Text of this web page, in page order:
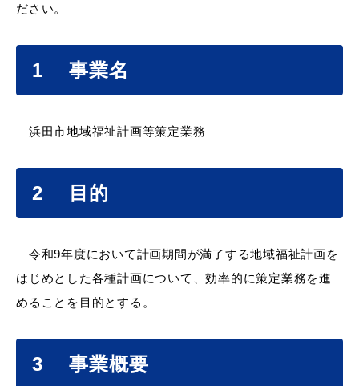
防災・消防
公共施設
ださい。
1 事業名
浜田市地域福祉計画等策定業務
2 目的
令和9年度において計画期間が満了する地域福祉計画を
はじめとした各種計画について、効率的に策定業務を進
めることを目的とする。
3 事業概要